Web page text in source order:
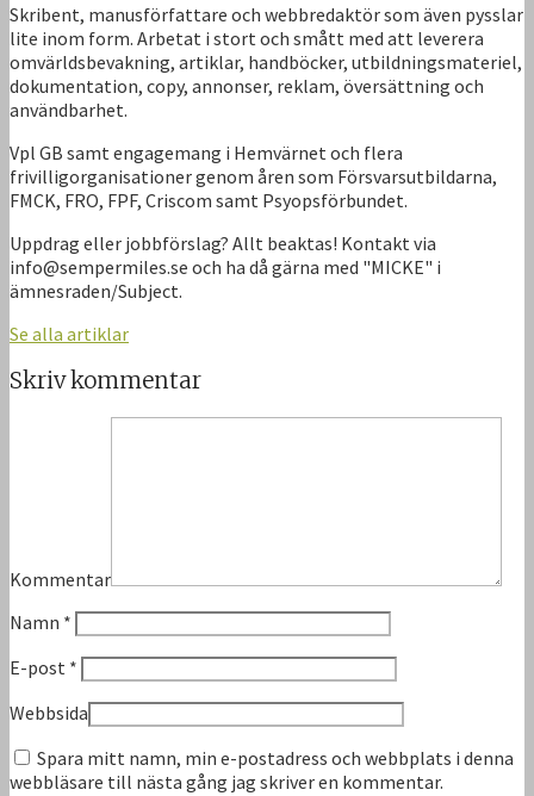
Skribent, manusförfattare och webbredaktör som även pysslar
lite inom form. Arbetat i stort och smått med att leverera
omvärldsbevakning, artiklar, handböcker, utbildningsmateriel,
dokumentation, copy, annonser, reklam, översättning och
användbarhet.
Vpl GB samt engagemang i Hemvärnet och flera
frivilligorganisationer genom åren som Försvarsutbildarna,
FMCK, FRO, FPF, Criscom samt Psyopsförbundet.
Uppdrag eller jobbförslag? Allt beaktas! Kontakt via
info@sempermiles.se och ha då gärna med "MICKE" i
ämnesraden/Subject.
Se alla artiklar
Skriv kommentar
Kommentar
Namn *
E-post *
Webbsida
Spara mitt namn, min e-postadress och webbplats i denna
webbläsare till nästa gång jag skriver en kommentar.